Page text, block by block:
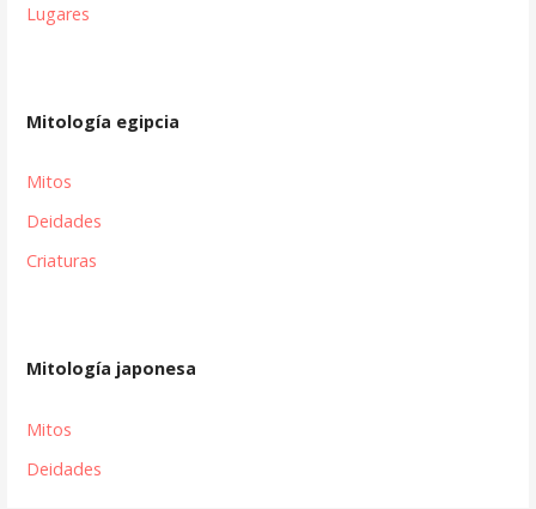
Lugares
Mitología egipcia
Mitos
Deidades
Criaturas
Mitología japonesa
Mitos
Deidades